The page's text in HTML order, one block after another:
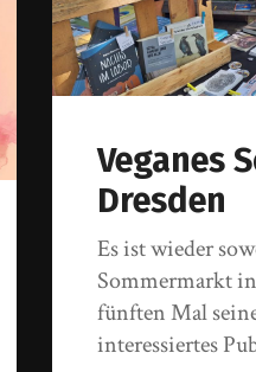
Veganes
Dresden
Es ist wieder
Sommermarkt
fünften Mal
interessiertes